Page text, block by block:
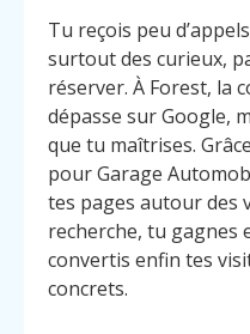
Tu reçois peu
surtout des curieux,
réserver. À Forest, la
dépasse sur Google,
que tu maîtrises.
pour Garage
tes pages autour des
recherche, tu gagnes
convertis enfin tes
concrets.